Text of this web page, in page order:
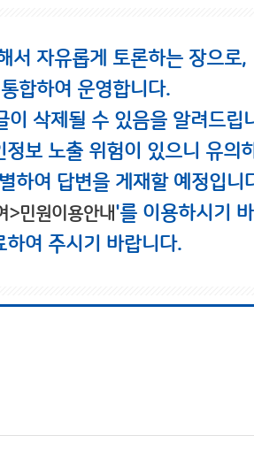
서 자유롭게 토론하는 장으로,
합하여 운영합니다.
삭제될 수 있음을 알려드립
보 노출 위험이 있으니 유의
하여 답변을 게재할 예정입니
>민원이용안내'를 이용하시기
여 주시기 바랍니다.